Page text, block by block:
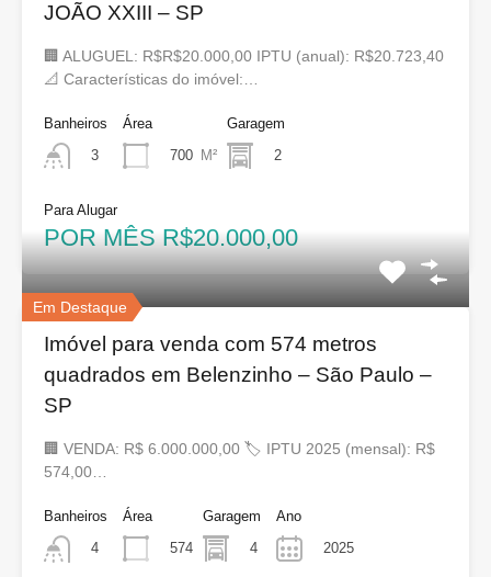
JOÃO XXIII – SP
🏢 ALUGUEL: R$R$20.000,00 IPTU (anual): R$20.723,40
📐 Características do imóvel:…
Banheiros
3
Área
700 M²
Garagem
2
Para Alugar
POR MÊS R$20.000,00
Em Destaque
Imóvel para venda com 574 metros
quadrados em Belenzinho – São Paulo –
SP
🏢 VENDA: R$ 6.000.000,00 🏷 IPTU 2025 (mensal): R$
574,00…
Banheiros
4
Área
574
Garagem
4
Ano
2025